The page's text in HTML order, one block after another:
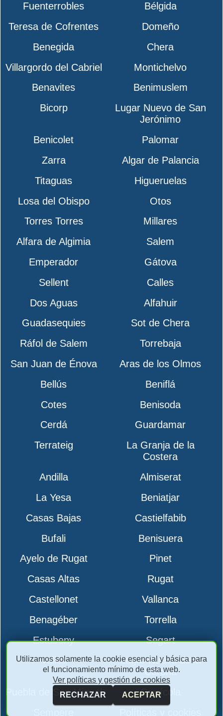
Fuenterrobles
Bélgida
Teresa de Cofrentes
Domeño
Benegida
Chera
Villargordo del Cabriel
Montichelvo
Benavites
Benimuslem
Bicorp
Lugar Nuevo de San
Jerónimo
Benicolet
Palomar
Zarra
Algar de Palancia
Titaguas
Higueruelas
Losa del Obispo
Otos
Torres Torres
Millares
Alfara de Algimia
Salem
Emperador
Gátova
Sellent
Calles
Dos Aguas
Alfahuir
Guadasequies
Sot de Chera
Ráfol de Salem
Torrebaja
San Juan de Énova
Aras de los Olmos
Bellús
Beniflá
Cotes
Benisoda
Cerdá
Guardamar
Terrateig
La Granja de la
Costera
Andilla
Almiserat
La Yesa
Beniatjar
Casas Bajas
Castielfabib
Bufali
Benisuera
Ayelo de Rugat
Pinet
Casas Altas
Rugat
Castellonet
Vallanca
Benagéber
Torrella
Estubeny
Segart
Vallés
Lugar Nuevo de la
Corona
Puebla de San Miguel
Carrícola
Utilizamos solamente la cookie esencial y básica para
el funcionamiento mínimo de esta web.
Ver políticas y gestión de cookies
RECHAZAR
ACEPTAR